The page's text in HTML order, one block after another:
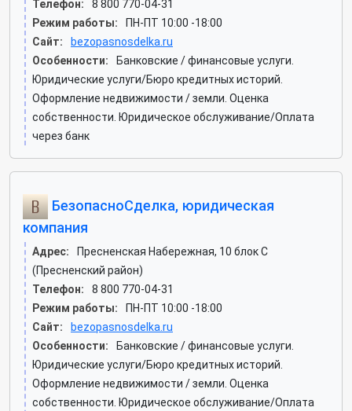
Телефон:
8 800 770-04-31
Режим работы:
ПН-ПТ 10:00 -18:00
Сайт:
bezopasnosdelka.ru
Особенности:
Банковские / финансовые услуги.
Юридические услуги/Бюро кредитных историй.
Оформление недвижимости / земли. Оценка
собственности. Юридическое обслуживание/Оплата
через банк
БезопасноСделка, юридическая
компания
Адрес:
Пресненская Набережная, 10 блок С
(Пресненский район)
Телефон:
8 800 770-04-31
Режим работы:
ПН-ПТ 10:00 -18:00
Сайт:
bezopasnosdelka.ru
Особенности:
Банковские / финансовые услуги.
Юридические услуги/Бюро кредитных историй.
Оформление недвижимости / земли. Оценка
собственности. Юридическое обслуживание/Оплата